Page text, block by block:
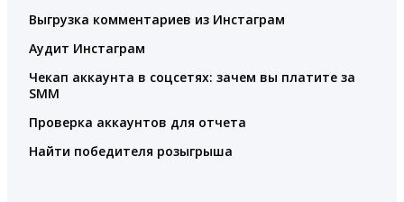
Выгрузка комментариев из Инстаграм
Аудит Инстаграм
Чекап аккаунта в соцсетях: зачем вы платите за
SMM
Проверка аккаунтов для отчета
Найти победителя розыгрыша